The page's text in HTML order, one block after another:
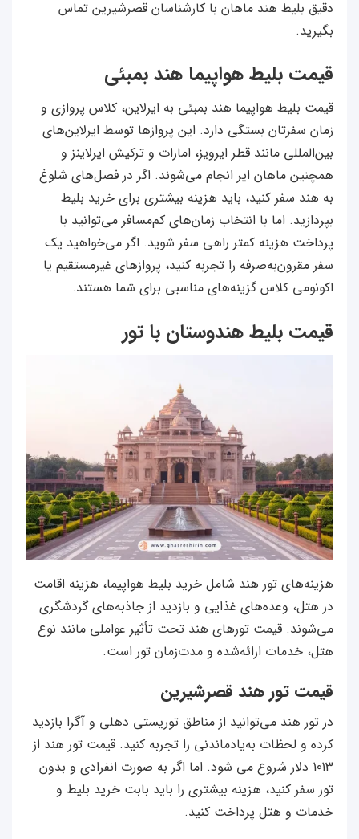
دقیق بلیط هند ماهان با کارشناسان قصرشیرین تماس
بگیرید.
قیمت بلیط هواپیما هند بمبئی
قیمت بلیط هواپیما هند بمبئی به ایرلاین، کلاس پروازی و
زمان سفرتان بستگی دارد. این پروازها توسط ایرلاین‌های
بین‌المللی مانند قطر ایرویز، امارات و ترکیش ایرلاینز و
همچنین ماهان ایر انجام می‌شوند. اگر در فصل‌های شلوغ
به هند سفر کنید، باید هزینه بیشتری برای خرید بلیط
بپردازید. اما با انتخاب زمان‌های کم‌مسافر می‌توانید با
پرداخت هزینه کمتر راهی سفر شوید. اگر می‌خواهید یک
سفر مقرون‌به‌صرفه را تجربه کنید، پروازهای غیرمستقیم یا
اکونومی کلاس گزینه‌های مناسبی برای شما هستند.
قیمت بلیط هندوستان با تور
هزینه‌های تور هند شامل خرید بلیط هواپیما، هزینه اقامت
در هتل، وعده‌های غذایی و بازدید از جاذبه‌های گردشگری
می‌شوند. قیمت تورهای هند تحت تأثیر عواملی مانند نوع
هتل، خدمات ارائه‌شده و مدت‌زمان تور است.
قیمت تور هند قصرشیرین
در تور هند می‌توانید از مناطق توریستی دهلی و آگرا بازدید
کرده و لحظات به‌یادماندنی را تجربه کنید. قیمت تور هند از
1013 دلار شروع می شود. اما اگر به صورت انفرادی و بدون
تور سفر کنید، هزینه بیشتری را باید بابت خرید بلیط و
خدمات و هتل پرداخت کنید.